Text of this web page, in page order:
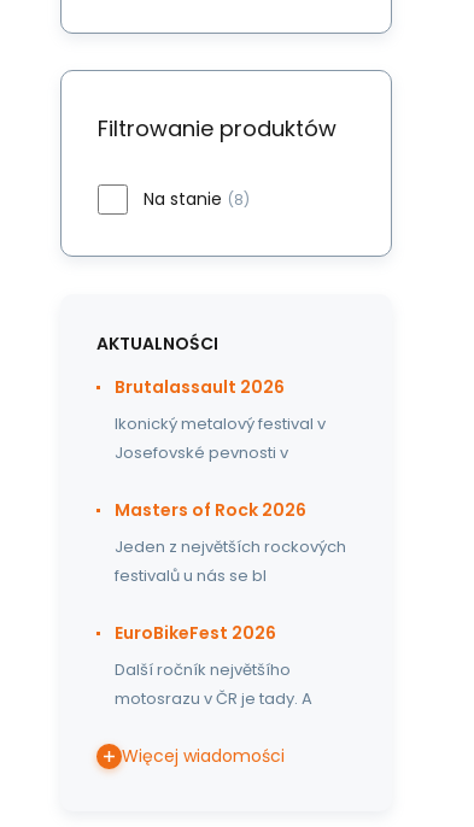
Filtrowanie produktów
Na stanie (8)
AKTUALNOŚCI
Brutalassault 2026
Ikonický metalový festival v
Josefovské pevnosti v
Masters of Rock 2026
Jeden z největších rockových
festivalů u nás se bl
EuroBikeFest 2026
Další ročník největšího
motosrazu v ČR je tady. A
Więcej wiadomości